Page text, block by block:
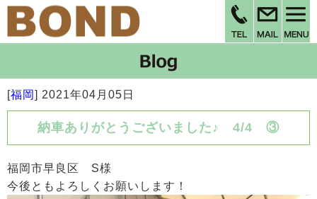
[福岡] 2021年04月05日
納車ありがとうございました♪ 4/4 ③
福岡市早良区 S様
今後ともよろしくお願いします！